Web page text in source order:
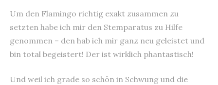
Um den Flamingo richtig exakt zusammen zu
setzten habe ich mir den Stemparatus zu Hilfe
genommen – den hab ich mir ganz neu geleistet und
bin total begeistert! Der ist wirklich phantastisch!
Und weil ich grade so schön in Schwung und die